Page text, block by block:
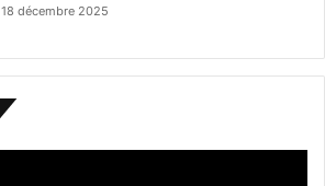
18 décembre 2025